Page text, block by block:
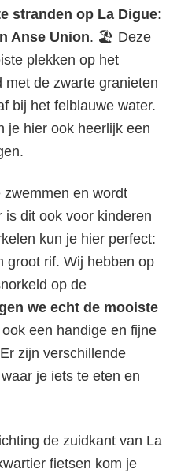
stranden op La Digue:
Anse Union. 🏖️ Deze
plekken op het
de zwarte granieten
bij het felblauwe water.
je hier ook heerlijk een
en wordt
is dit ook voor kinderen
kun je hier perfect:
groot rif. Wij hebben op
op de
we echt de mooiste
een handige en fijne
zijn verschillende
je iets te eten en
de zuidkant van La
fietsen kom je